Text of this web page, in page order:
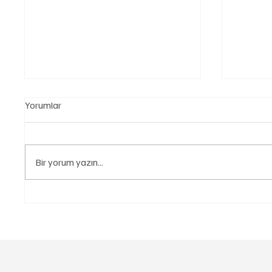
Yorumlar
Bir yorum yazın...